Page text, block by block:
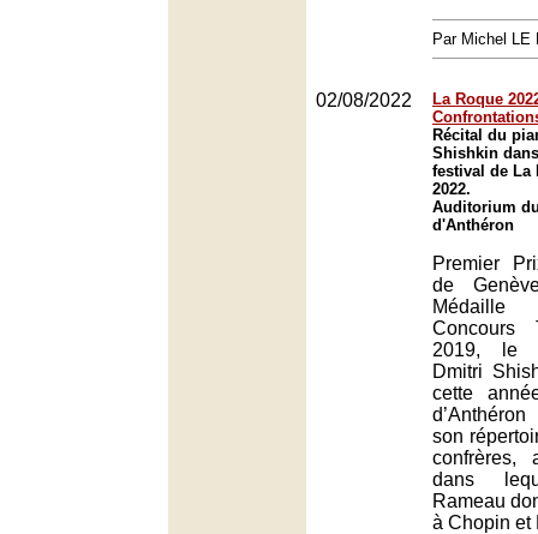
Par Michel LE
02/08/2022
La Roque
Récital du
Shishkin
festival de La
2022.
Auditorium
d'Anthéron
Premier
de
Médaille
Concours
2019, le
Dmitri
cette
son
confrères,
dans
Rameau
à Chopin et